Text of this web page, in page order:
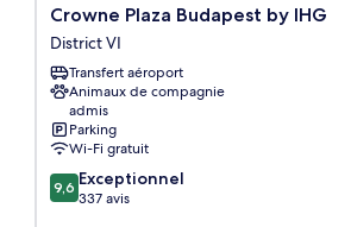
Crowne
Plaza
Budapest
by
IHG
District
VI
Crowne Plaza Budapest by IHG
District VI
Transfert aéroport
Animaux de compagnie
admis
Parking
Wi-Fi gratuit
9.6
sur
9,6 Exceptionnel
337 avis